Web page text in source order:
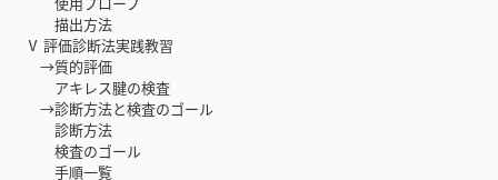
描出方法
Ⅴ 評価診断法実践教習
→質的評価
アキレス腱の検査
→診断方法と検査のゴール
診断方法
検査のゴール
手順一覧